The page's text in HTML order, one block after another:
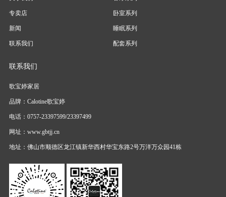
专卖店
新闻
联系我们
卧室系列
睡眠系列
配套系列
联系我们
歌宝婷家居
品牌：Calotine歌宝婷
电话：0757-23397599/23397499
网址：www.gbtjj.cn
地址：佛山市顺德区龙江镇新华西村华宝东路2号万洋万众园41栋